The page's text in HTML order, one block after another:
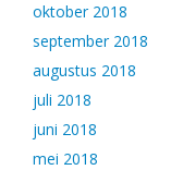
oktober 2018
september 2018
augustus 2018
juli 2018
juni 2018
mei 2018